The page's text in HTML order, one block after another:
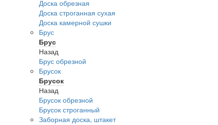
Доска обрезная
Доска строганная сухая
Доска камерной сушки
Брус
Брус
Назад
Брус обрезной
Брусок
Брусок
Назад
Брусок обрезной
Брусок строганный
Заборная доска, штакет